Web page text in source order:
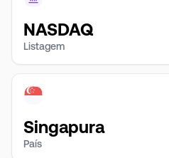
NASDAQ
Listagem
Singapura
País